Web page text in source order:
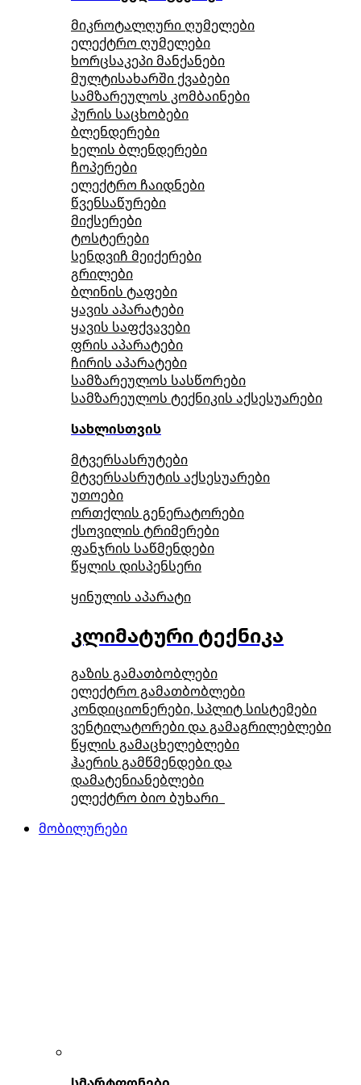
მიკროტალღური ღუმელები
ელექტრო ღუმელები
ხორცსაკეპი მანქანები
მულტისახარში ქვაბები
სამზარეულოს კომბაინები
პურის საცხობები
ბლენდერები
ხელის ბლენდერები
ჩოპერები
ელექტრო ჩაიდნები
წვენსაწურები
მიქსერები
ტოსტერები
სენდვიჩ მეიქერები
გრილები
ბლინის ტაფები
ყავის აპარატები
ყავის საფქვავები
ფრის აპარატები
ჩირის აპარატები
სამზარეულოს სასწორები
სამზარეულოს ტექნიკის აქსესუარები
სახლისთვის
მტვერსასრუტები
მტვერსასრუტის აქსესუარები
უთოები
ორთქლის გენერატორები
ქსოვილის ტრიმერები
ფანჯრის საწმენდები
წყლის დისპენსერი
ყინულის აპარატი
კლიმატური ტექნიკა
გაზის გამათბობლები
ელექტრო გამათბობლები
კონდიციონერები, სპლიტ სისტემები
ვენტილატორები და გამაგრილებლები
წყლის გამაცხელებლები
ჰაერის გამწმენდები და
დამატენიანებლები
ელექტრო ბიო ბუხარი
მობილურები